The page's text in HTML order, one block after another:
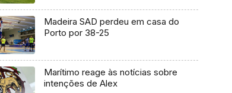
Madeira SAD perdeu em casa do
Porto por 38-25
Marítimo reage às notícias sobre
intenções de Alex